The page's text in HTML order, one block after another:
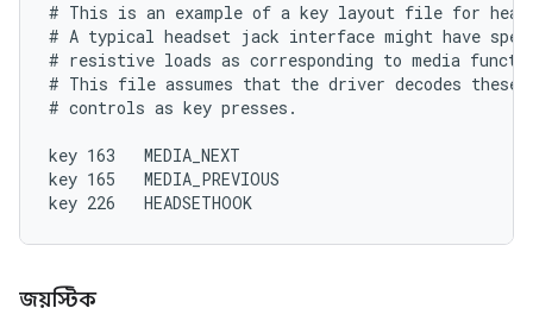
# This is an example of a key layout file for
# A typical headset jack interface might have
# resistive loads as corresponding to media
# This file assumes that the driver decodes these
# controls as key presses.
key 163   MEDIA_NEXT
key 165   MEDIA_PREVIOUS
জয়স্টিক